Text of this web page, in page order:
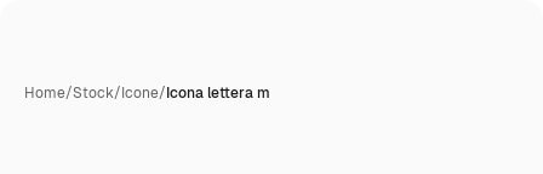
Home/Stock/Icone/Icona lettera m